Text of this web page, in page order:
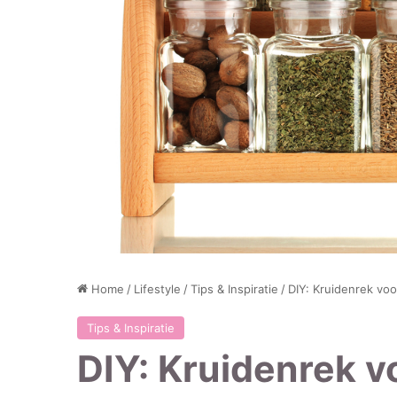
Home / Lifestyle /Tips & Inspiratie / DIY: Kruidenrek
Tips & Inspiratie
DIY: Kruidenrek